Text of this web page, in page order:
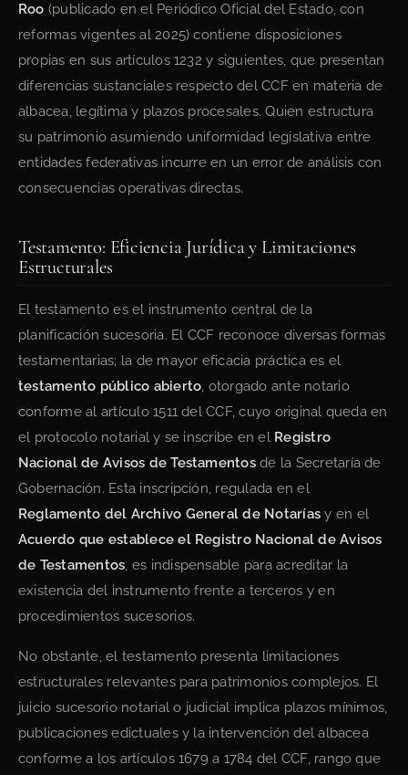
Roo (publicado en el Periódico Oficial del Estado, con
reformas vigentes al 2025) contiene disposiciones
propias en sus artículos 1232 y siguientes, que presentan
diferencias sustanciales respecto del CCF en materia de
albacea, legítima y plazos procesales. Quien estructura
su patrimonio asumiendo uniformidad legislativa entre
entidades federativas incurre en un error de análisis con
consecuencias operativas directas.
Testamento: Eficiencia Jurídica y Limitaciones
Estructurales
El testamento es el instrumento central de la
planificación sucesoria. El CCF reconoce diversas formas
testamentarias; la de mayor eficacia práctica es el
testamento público abierto, otorgado ante notario
conforme al artículo 1511 del CCF, cuyo original queda en
el protocolo notarial y se inscribe en el Registro
Nacional de Avisos de Testamentosde la Secretaría de
Gobernación. Esta inscripción, regulada en el
Reglamento del Archivo General de Notarías y en el
Acuerdo que establece el Registro Nacional de Avisos
de Testamentos, es indispensable para acreditar la
existencia del instrumento frente a terceros y en
procedimientos sucesorios.
No obstante, el testamento presenta limitaciones
estructurales relevantes para patrimonios complejos. El
juicio sucesorio notarial o judicial implica plazos mínimos,
publicaciones edictuales y la intervención del albacea
conforme a los artículos 1679 a 1784 del CCF, rango que